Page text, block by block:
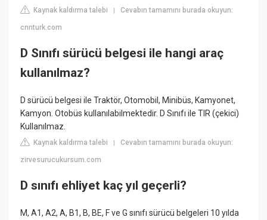
Kaynak kaldırma talebi |Cevabın tamamını burada okuyun:
cnnturk.com
D Sınıfı sürücü belgesi ile hangi araç
kullanılmaz?
D sürücü belgesi ile Traktör, Otomobil, Minibüs, Kamyonet,
Kamyon. Otobüs kullanılabilmektedir. D Sınıfı ile TIR (çekici)
Kullanılmaz.
Kaynak kaldırma talebi |Cevabın tamamını burada okuyun:
zirvesurucukursum.com
D sınıfı ehliyet kaç yıl geçerli?
M, A1, A2, A, B1, B, BE, F ve G sınıfı sürücü belgeleri 10 yılda